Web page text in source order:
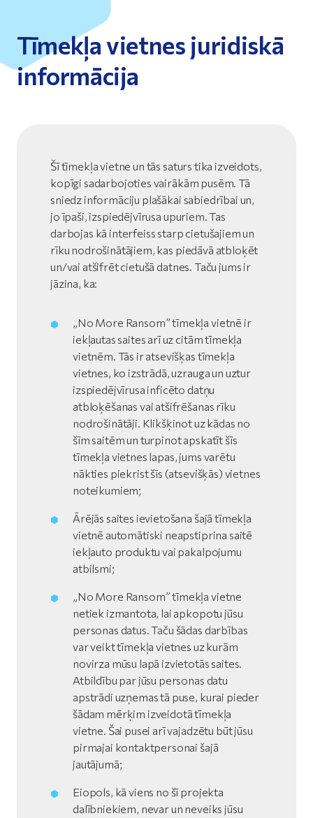
Tīmekļa vietnes juridiskā
informācija
Šī tīmekļa vietne un tās saturs tika izveidots,
kopīgi sadarbojoties vairākām pusēm. Tā
sniedz informāciju plašākai sabiedrībai un,
jo īpaši, izspiedējvīrusa upuriem. Tas
darbojas kā interfeiss starp cietušajiem un
rīku nodrošinātājiem, kas piedāvā atbloķēt
un/vai atšifrēt cietušā datnes. Taču jums ir
jāzina, ka:
„No More Ransom” tīmekļa vietnē ir
iekļautas saites arī uz citām tīmekļa
vietnēm. Tās ir atsevišķas tīmekļa
vietnes, ko izstrādā, uzrauga un uztur
izspiedējvīrusa inficēto datņu
atbloķēšanas vai atšifrēšanas rīku
nodrošinātāji. Klikšķinot uz kādas no
šīm saitēm un turpinot apskatīt šīs
tīmekļa vietnes lapas, jums varētu
nākties piekrist šīs (atsevišķās) vietnes
noteikumiem;
Ārējās saites ievietošana šajā tīmekļa
vietnē automātiski neapstiprina saitē
iekļauto produktu vai pakalpojumu
atbilsmi;
„No More Ransom” tīmekļa vietne
netiek izmantota, lai apkopotu jūsu
personas datus. Taču šādas darbības
var veikt tīmekļa vietnes uz kurām
novirza mūsu lapā izvietotās saites.
Atbildību par jūsu personas datu
apstrādi uzņemas tā puse, kurai pieder
šādam mērķim izveidotā tīmekļa
vietne. Šai pusei arī vajadzētu būt jūsu
pirmajai kontaktpersonai šajā
jautājumā;
Eiopols, kā viens no šī projekta
dalībniekiem, nevar un neveiks jūsu